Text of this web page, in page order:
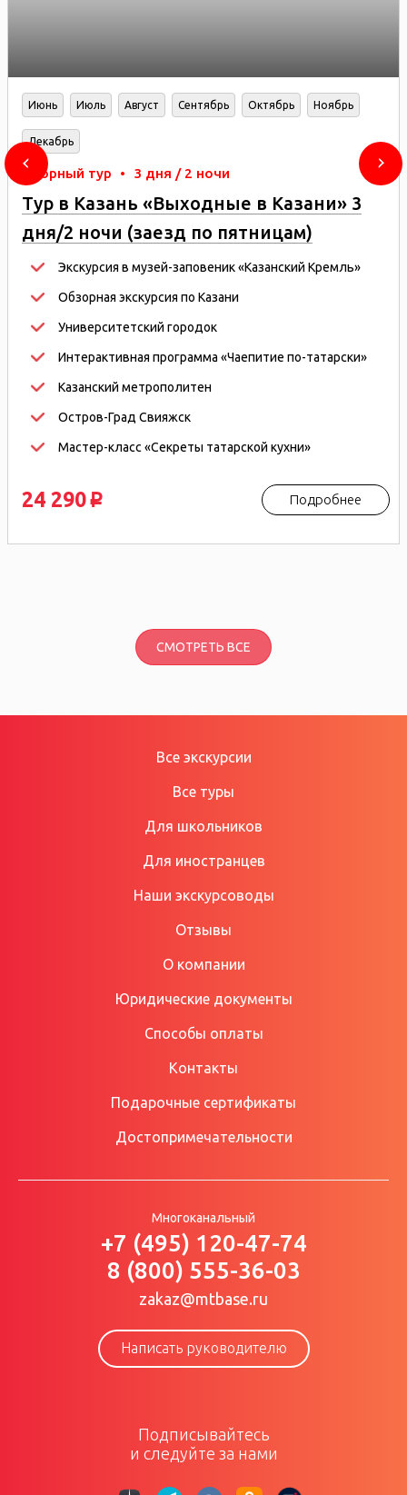
Июнь Июль Август Сентябрь Октябрь Ноябрь
Декабрь
Сборный тур • 3 дня / 2 ночи
Тур в Казань «Выходные в Казани» 3
дня/2 ночи (заезд по пятницам)
Экскурсия в музей-заповеник «Казанский Кремль»
Обзорная экскурсия по Казани
Университетский городок
Интерактивная программа «Чаепитие по-татарски»
Казанский метрополитен
Остров-Град Свияжск
Мастер-класс «Секреты татарской кухни»
24 290 p Подробнее
СМОТРЕТЬ ВСЕ
Все экскурсии
Все туры
Для школьников
Для иностранцев
Наши экскурсоводы
Отзывы
О компании
Юридические документы
Способы оплаты
Контакты
Подарочные сертификаты
Достопримечательности
Многоканальный
+7 (495) 120-47-74
8 (800) 555-36-03
zakaz@mtbase.ru
Написать руководителю
Подписывайтесь
и следуйте за нами